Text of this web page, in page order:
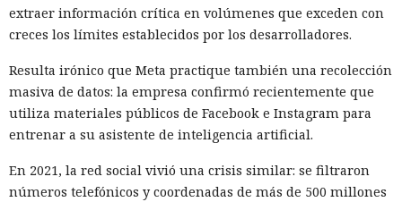
extraer información crítica en volúmenes que exceden con
creces los límites establecidos por los desarrolladores.
Resulta irónico que Meta practique también una recolección
masiva de datos: la empresa confirmó recientemente que
utiliza materiales públicos de Facebook e Instagram para
entrenar a su asistente de inteligencia artificial.
En 2021, la red social vivió una crisis similar: se filtraron
números telefónicos y coordenadas de más de 500 millones